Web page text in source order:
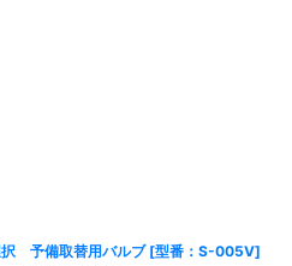
予備取替用バルブ [型番：S-005V]